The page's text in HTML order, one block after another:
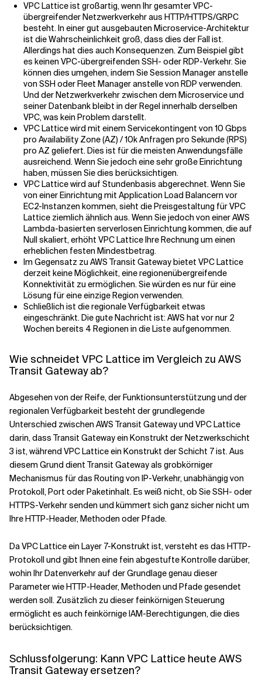
VPC Lattice ist großartig, wenn Ihr gesamter VPC-
übergreifender Netzwerkverkehr aus HTTP/HTTPS/GRPC
besteht. In einer gut ausgebauten Microservice-Architektur
ist die Wahrscheinlichkeit groß, dass dies der Fall ist.
Allerdings hat dies auch Konsequenzen. Zum Beispiel gibt
es keinen VPC-übergreifenden SSH- oder RDP-Verkehr. Sie
können dies umgehen, indem Sie Session Manager anstelle
von SSH oder Fleet Manager anstelle von RDP verwenden.
Und der Netzwerkverkehr zwischen dem Microservice und
seiner Datenbank bleibt in der Regel innerhalb derselben
VPC, was kein Problem darstellt.
VPC Lattice wird mit einem Servicekontingent von 10 Gbps
pro Availability Zone (AZ) / 10k Anfragen pro Sekunde (RPS)
pro AZ geliefert. Dies ist für die meisten Anwendungsfälle
ausreichend. Wenn Sie jedoch eine sehr große Einrichtung
haben, müssen Sie dies berücksichtigen.
VPC Lattice wird auf Stundenbasis abgerechnet. Wenn Sie
von einer Einrichtung mit Application Load Balancern vor
EC2-Instanzen kommen, sieht die Preisgestaltung für VPC
Lattice ziemlich ähnlich aus. Wenn Sie jedoch von einer AWS
Lambda-basierten serverlosen Einrichtung kommen, die auf
Null skaliert, erhöht VPC Lattice Ihre Rechnung um einen
erheblichen festen Mindestbetrag.
Im Gegensatz zu AWS Transit Gateway bietet VPC Lattice
derzeit keine Möglichkeit, eine regionenübergreifende
Konnektivität zu ermöglichen. Sie würden es nur für eine
Lösung für eine einzige Region verwenden.
Schließlich ist die regionale Verfügbarkeit etwas
eingeschränkt. Die gute Nachricht ist: AWS hat vor nur 2
Wochen bereits 4 Regionen in die Liste aufgenommen.
Wie schneidet VPC Lattice im Vergleich zu AWS
Transit Gateway ab?
Abgesehen von der Reife, der Funktionsunterstützung und der
regionalen Verfügbarkeit besteht der grundlegende
Unterschied zwischen AWS Transit Gateway und VPC Lattice
darin, dass Transit Gateway ein Konstrukt der Netzwerkschicht
3 ist, während VPC Lattice ein Konstrukt der Schicht 7 ist. Aus
diesem Grund dient Transit Gateway als grobkörniger
Mechanismus für das Routing von IP-Verkehr, unabhängig von
Protokoll, Port oder Paketinhalt. Es weiß nicht, ob Sie SSH- oder
HTTPS-Verkehr senden und kümmert sich ganz sicher nicht um
Ihre HTTP-Header, Methoden oder Pfade.
Da VPC Lattice ein Layer 7-Konstrukt ist, versteht es das HTTP-
Protokoll und gibt Ihnen eine fein abgestufte Kontrolle darüber,
wohin Ihr Datenverkehr auf der Grundlage genau dieser
Parameter wie HTTP-Header, Methoden und Pfade gesendet
werden soll. Zusätzlich zu dieser feinkörnigen Steuerung
ermöglicht es auch feinkörnige IAM-Berechtigungen, die dies
berücksichtigen.
Schlussfolgerung: Kann VPC Lattice heute AWS
Transit Gateway ersetzen?